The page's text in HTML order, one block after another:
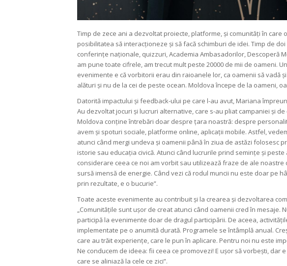
Timp de zece ani a dezvoltat proiecte, platforme, și comunități în care
posibilitatea să interacționeze și să facă schimburi de idei. Timp de
conferințe naționale, quizzuri, Academia Ambasadorilor, Descoperă
am pune toate cifrele, am trecut mult peste 20000 de mii de oameni.
evenimente e că vorbitorii erau din raioanele lor, ca oamenii să vadă
alături și nu de la cei de peste ocean. Moldova începe de la oameni,
Datorită impactului și feedback-ului pe care l-au avut, Mariana
Au dezvoltat jocuri și lucruri alternative, care s-au pliat campaniei și de
Moldova conține întrebări doar despre țara noastră: despre
avem și spoturi sociale, platforme online, aplicații mobile. Astfel,
atunci când mergi undeva și oamenii până în ziua de astăzi folosesc
istorie sau educația civică. Atunci când lucrurile prind semințe și
considerare ceea ce noi am vorbit sau utilizează fraze de ale noastre
sursă imensă de energie. Când vezi că rodul muncii nu este doar pe
prin rezultate, e o bucurie”.
Toate aceste evenimente au contribuit și la crearea și dezvoltarea
„Comunitățile sunt ușor de creat atunci când oamenii cred în mesaje.
participă la evenimente doar de dragul participării. De aceea,
implementate pe o anumită durată. Programele se întâmplă anual.
care au trăit experiențe, care le pun în aplicare. Pentru noi nu este
Ne conducem de ideea: fii ceea ce promovezi! E ușor să vorbești, dar
care se aliniază la cele ce zici”.